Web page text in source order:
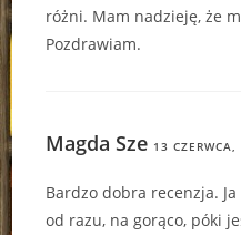
różni. Mam nadzieję, że
Pozdrawiam.
Magda Sze 13
Bardzo dobra recenzja.
od razu, na gorąco, póki